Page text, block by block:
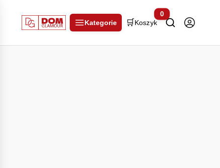
Kategorie 🛒 Koszyk
0